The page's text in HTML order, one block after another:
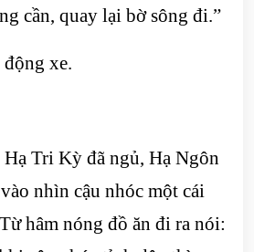
cần, quay lại bờ sông đi.”
xe.
Hạ Tri Kỳ đã ngủ, Hạ Ngôn
nhìn cậu nhóc một cái
hâm nóng đồ ăn đi ra nói: